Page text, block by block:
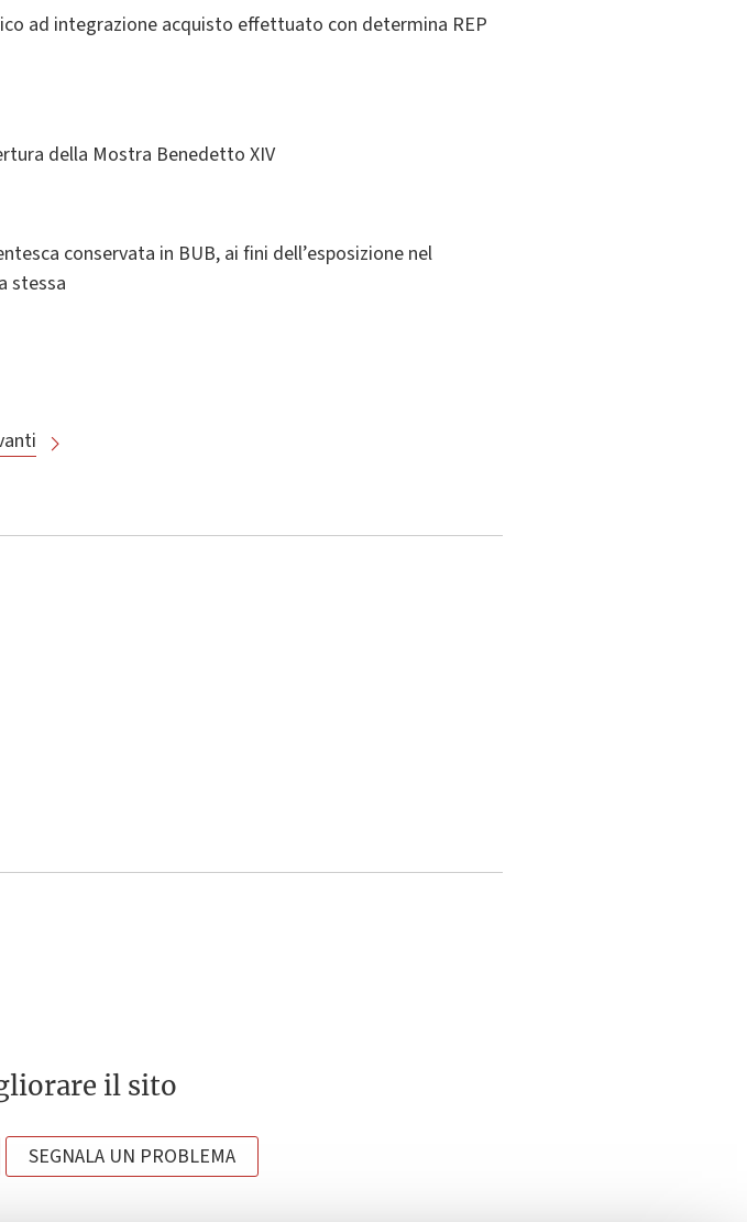
ad integrazione acquisto effettuato con determina REP
della Mostra Benedetto XIV
conservata in BUB, ai fini dell’esposizione nel
stessa
il sito
SEGNALA UN PROBLEMA